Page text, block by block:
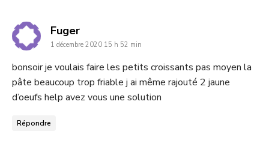
Fugerdit
:
1 décembre 2020 15 h 52 min
bonsoir je voulais faire les petits croissants pas moyen la
pâte beaucoup trop friable j ai même rajouté 2 jaune
d’oeufs help avez vous une solution
Répondre